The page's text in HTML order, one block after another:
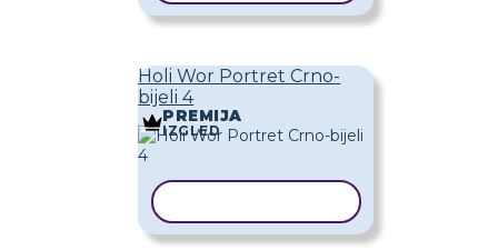
Holi Wor Portret Crno-
bijeli 4
PREMIJA
IZGLED